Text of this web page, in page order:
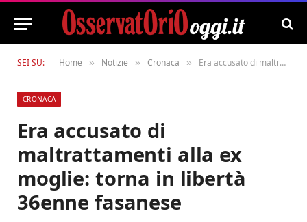
SEI SU: Home » Notizie » Cronaca » Era accusato di maltrattamenti alla ex moglie: torna in libertà 36enne fasanese
CRONACA
Era accusato di
maltrattamenti alla ex
moglie: torna in libertà
36enne fasanese